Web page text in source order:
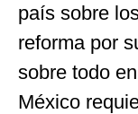
país sobre
reforma por
sobre todo
México